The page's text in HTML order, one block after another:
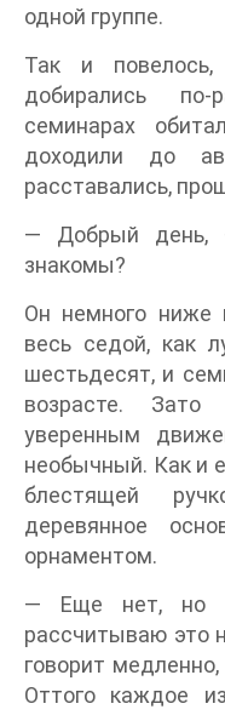
одной группе.
Так и
добирались
семинарах
доходили до
расставались,
— Добрый
знакомы?
Он немного ниже
весь седой, как
шестьдесят, и
возрасте.
уверенным
необычный. Как и
блестящей
деревянное
орнаментом.
— Еще нет, но
рассчитываю это
говорит
Оттого каждое